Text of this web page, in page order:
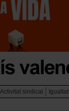
Activitat sindical Igualtat